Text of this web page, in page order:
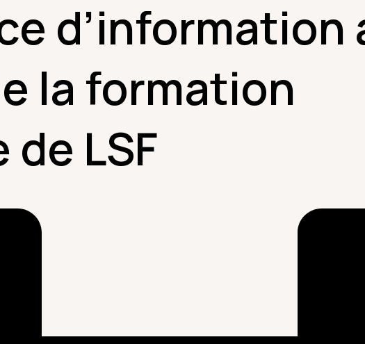
d’information
la formation
de LSF